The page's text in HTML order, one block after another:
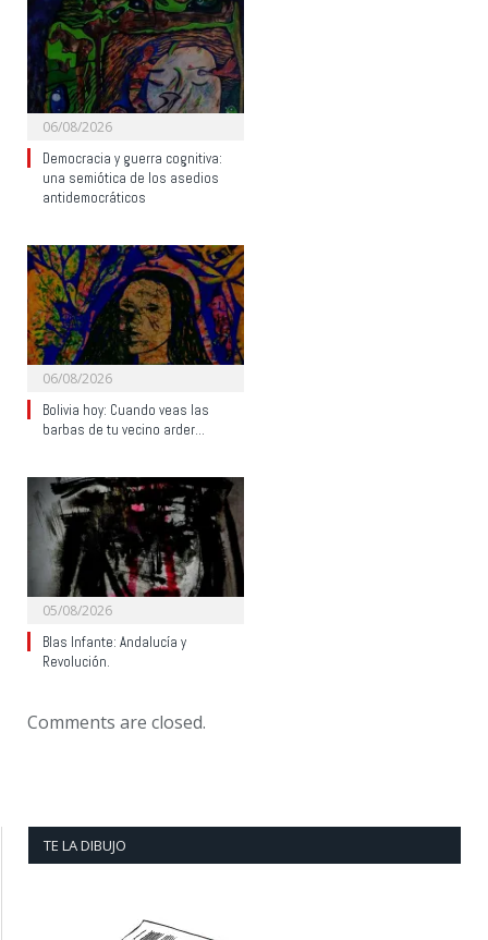
06/08/2026
Democracia y guerra cognitiva:
una semiótica de los asedios
antidemocráticos
06/08/2026
Bolivia hoy: Cuando veas las
barbas de tu vecino arder…
05/08/2026
Blas Infante: Andalucía y
Revolución.
Comments are closed.
TE LA DIBUJO